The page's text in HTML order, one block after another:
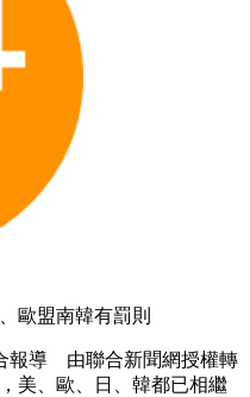
歐盟南韓有罰則
報導 由聯合新聞網授權轉
美、歐、日、韓都已相繼